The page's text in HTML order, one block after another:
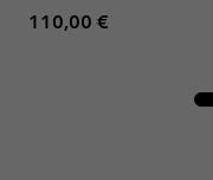
Regular price:
110,00 €